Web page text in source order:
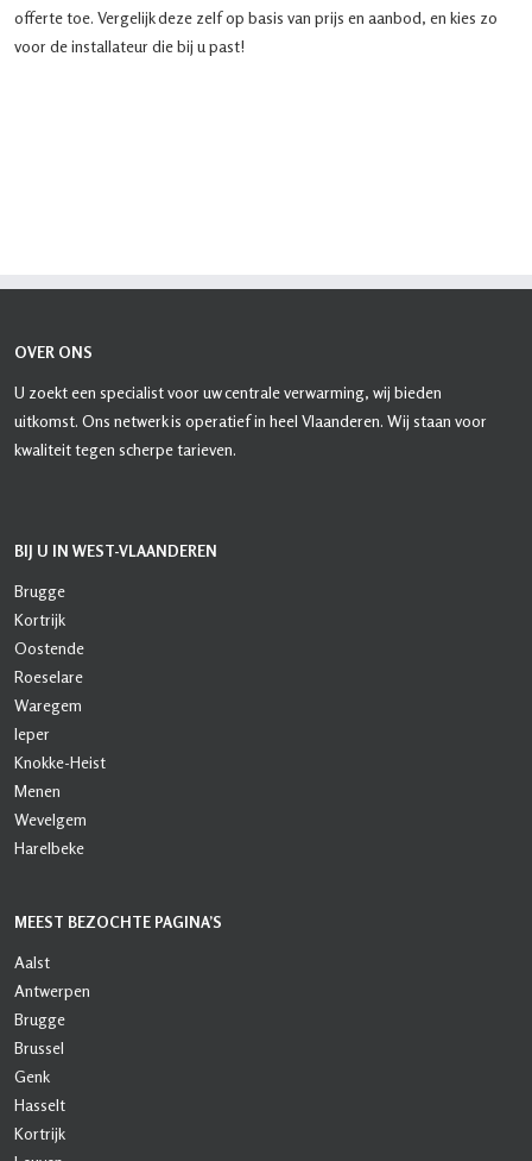
offerte toe. Vergelijk deze zelf op basis van prijs en aanbod, en kies zo
voor de installateur die bij u past!
OVER ONS
U zoekt een specialist voor uw centrale verwarming, wij bieden
uitkomst. Ons netwerk is operatief in heel Vlaanderen. Wij staan voor
kwaliteit tegen scherpe tarieven.
BIJ U IN WEST-VLAANDEREN
Brugge
Kortrijk
Oostende
Roeselare
Waregem
Ieper
Knokke-Heist
Menen
Wevelgem
Harelbeke
MEEST BEZOCHTE PAGINA’S
Aalst
Antwerpen
Brugge
Brussel
Genk
Hasselt
Kortrijk